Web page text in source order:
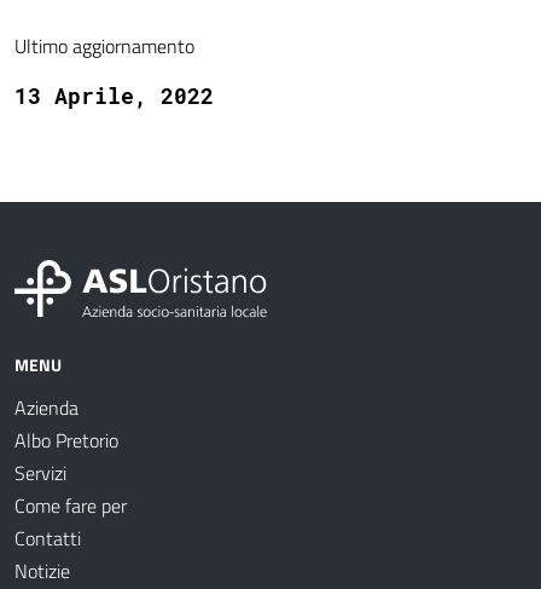
Ultimo aggiornamento
13 Aprile, 2022
MENU
Azienda
Albo Pretorio
Servizi
Come fare per
Contatti
Notizie